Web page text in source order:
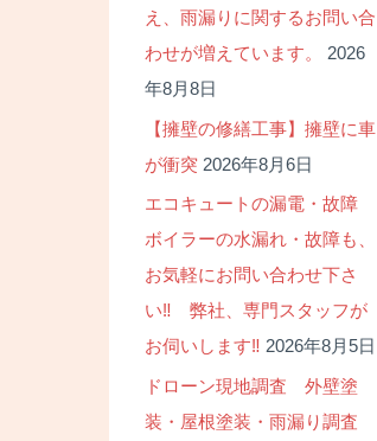
え、雨漏りに関するお問い合
わせが増えています。
2026
年8月8日
【擁壁の修繕工事】擁壁に車
が衝突 2026年8月6日
エコキュートの漏電・故障
ボイラーの水漏れ・故障も、
お気軽にお問い合わせ下さ
い‼ 弊社、専門スタッフが
お伺いします‼ 2026年8月5日
ドローン現地調査 外壁塗
装・屋根塗装・雨漏り調査